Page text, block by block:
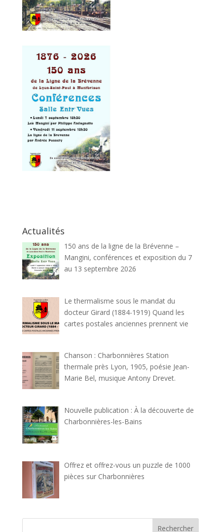
Actualités
150 ans de la ligne de la Brévenne –
Mangini, conférences et exposition du 7
au 13 septembre 2026
Le thermalisme sous le mandat du
docteur Girard (1884-1919) Quand les
cartes postales anciennes prennent vie
Chanson : Charbonnières Station
thermale près Lyon, 1905, poésie Jean-
Marie Bel, musique Antony Drevet.
Nouvelle publication : À la découverte de
Charbonnières-les-Bains
Offrez et offrez-vous un puzzle de 1000
pièces sur Charbonnières